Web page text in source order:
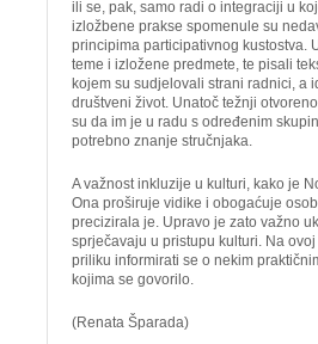
ili se, pak, samo radi o integraciji u
izložbene prakse spomenule su
principima participativnog kustostva.
teme i izložene predmete, te pisali
kojem su sudjelovali strani radnici, a
društveni život. Unatoč težnji
su da im je u radu s određenim
potrebno znanje stručnjaka.
A važnost inkluzije u kulturi, kako je
Ona proširuje vidike i obogaćuje
precizirala je. Upravo je zato važno
sprječavaju u pristupu kulturi. Na
priliku informirati se o nekim
kojima se govorilo.
(Renata Šparada)